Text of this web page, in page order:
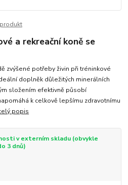
a rekreační koně se
zvýšené potřeby živin při tréninkové
doplněk důležitých minerálních
složením efektivně působí
k celkově lepšímu zdravotnímu
popis
v externím skladu (obvykle
3 dnů)